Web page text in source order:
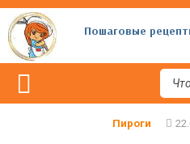
Пошаговые
Пироги